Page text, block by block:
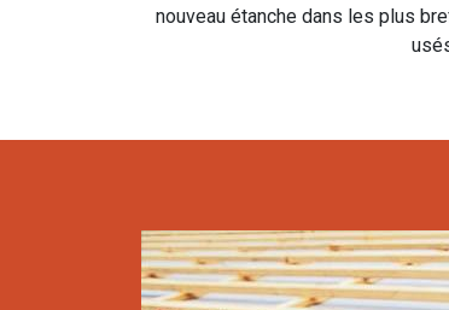
nouveau étanche dans les plus